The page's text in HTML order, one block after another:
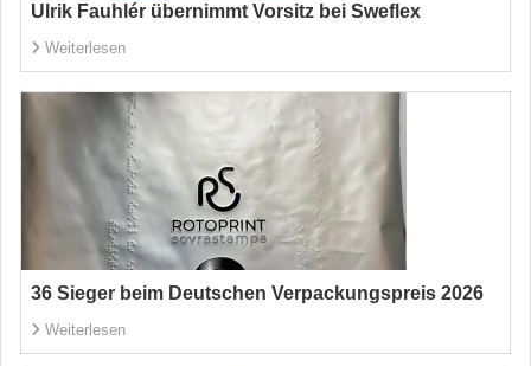
Ulrik Fauhlér übernimmt Vorsitz bei Sweflex
Weiterlesen
36 Sieger beim Deutschen Verpackungspreis 2026
Weiterlesen